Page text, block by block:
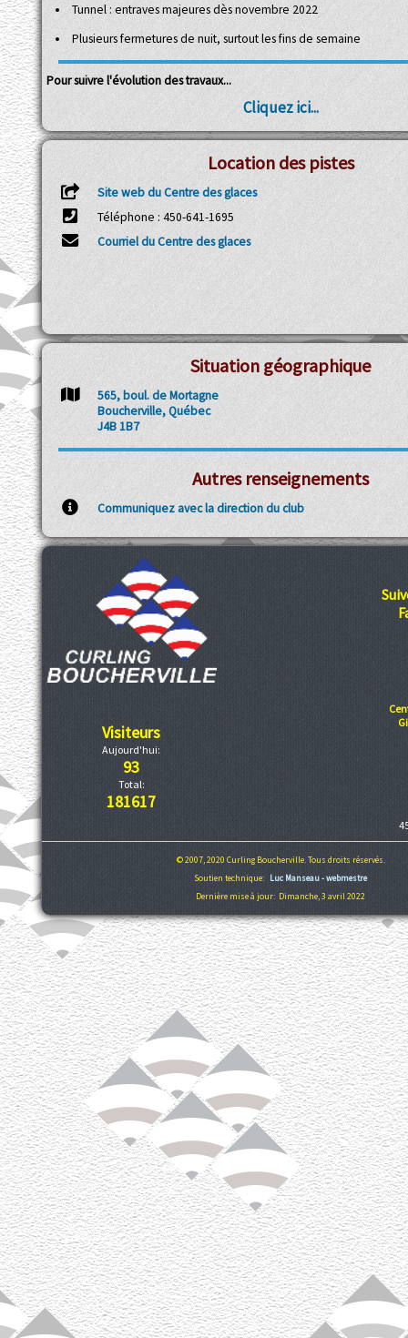
Tunnel : entraves majeures dès novembre 2022
Plusieurs fermetures de nuit, surtout les fins de semaine
Pour suivre l'évolution des travaux...
Cliquez ici...
Location des pistes
Site web du Centre des glaces
Téléphone : 450-641-1695
Courriel du Centre des glaces
Situation géographique
565, boul. de Mortagne
Boucherville, Québec
J4B 1B7
Autres renseignements
Communiquez avec la direction du club
Visiteurs
Aujourd'hui:
93
Total:
181617
© 2007, 2020 Curling Boucherville. Tous droits réservés.
Soutien technique:Luc Manseau - webmestre
Dernière mise à jour: Dimanche, 3 avril 2022